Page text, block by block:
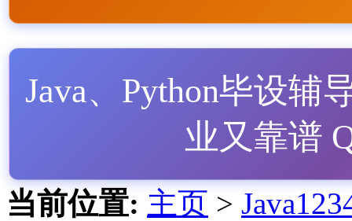
Java、Python毕设辅
业又靠谱
当前位置: 主页 >